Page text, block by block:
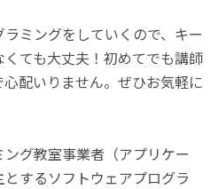
ミングをしていくので、キー
ても大丈夫！初めてでも講師
配いりません。ぜひお気軽に
グ教室事業者（アプリケー
するソフトウェアプログラ